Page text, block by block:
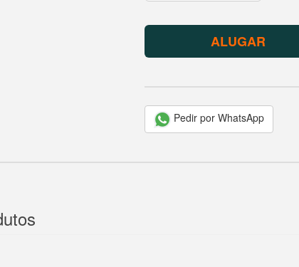
ALUGAR
Pedir por WhatsApp